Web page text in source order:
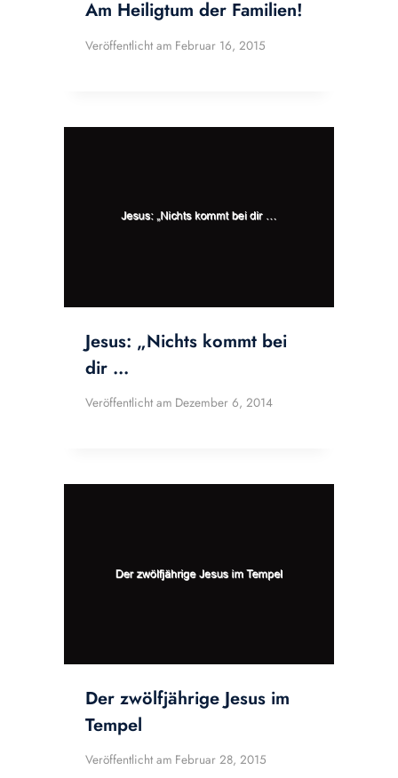
Am Heiligtum der Familien!
Veröffentlicht am Februar 16, 2015
Jesus: „Nichts kommt bei
dir …
Veröffentlicht am Dezember 6, 2014
Der zwölfjährige Jesus im
Tempel
Veröffentlicht am Februar 28, 2015